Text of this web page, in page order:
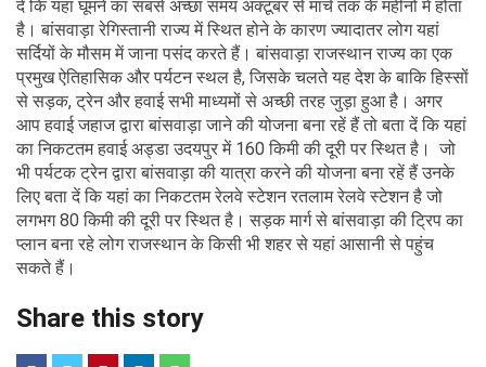
दें कि यहां घूमने का सबसे अच्छा समय अक्टूबर से मार्च तक के महीनों में होता
है। बांसवाड़ा रेगिस्तानी राज्य में स्थित होने के कारण ज्यादातर लोग यहां
सर्दियों के मौसम में जाना पसंद करते हैं। बांसवाड़ा राजस्थान राज्य का एक
प्रमुख ऐतिहासिक और पर्यटन स्थल है, जिसके चलते यह देश के बाकि हिस्सों
से सड़क, ट्रेन और हवाई सभी माध्यमों से अच्छी तरह जुड़ा हुआ है। अगर
आप हवाई जहाज द्वारा बांसवाड़ा जाने की योजना बना रहें हैं तो बता दें कि यहां
का निकटतम हवाई अड्डा उदयपुर में 160 किमी की दूरी पर स्थित है। जो
भी पर्यटक ट्रेन द्वारा बांसवाड़ा की यात्रा करने की योजना बना रहें हैं उनके
लिए बता दें कि यहां का निकटतम रेलवे स्टेशन रतलाम रेलवे स्टेशन है जो
लगभग 80 किमी की दूरी पर स्थित है। सड़क मार्ग से बांसवाड़ा की ट्रिप का
प्लान बना रहे लोग राजस्थान के किसी भी शहर से यहां आसानी से पहुंच
सकते हैं।
Share this story